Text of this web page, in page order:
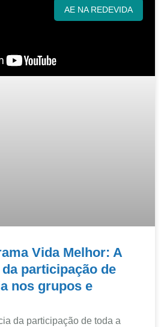
AE NA REDEVIDA
Vida Melhor: A
participação de
nos grupos e
da participação de toda a